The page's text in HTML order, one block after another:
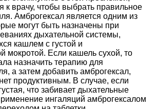
к врачу, чтобы выбрать правильное
Амброгексал является одним из
могут быть назначены при
дыхательной системы,
кашлем с густой и
мокротой. Если кашель сухой, то
назначить терапию для
а затем добавить амброгексал,
продуктивным. В случае, если
что забивает дыхательные
ингаляций амброгексалом